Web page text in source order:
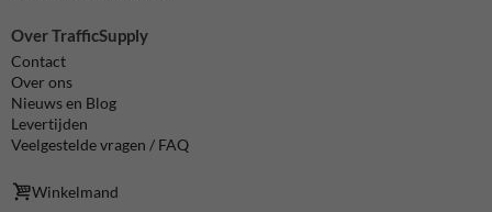
Over TrafficSupply
Contact
Over ons
Nieuws en Blog
Levertijden
Veelgestelde vragen / FAQ
Winkelmand